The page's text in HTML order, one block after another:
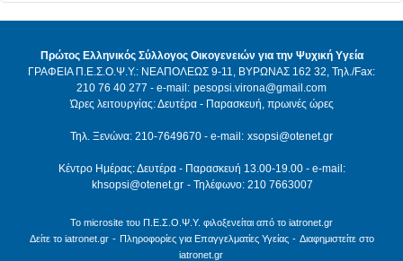
Πρώτος Ελληνικός Σύλλογος Οικογενειών για την Ψυχική Υγεία
ΓΡΑΦΕΙΑ Π.Ε.Σ.Ο.Ψ.Υ.: ΝΕΑΠΟΛΕΩΣ 9-11, ΒΥΡΩΝΑΣ 162 32, Τηλ./Fax:
210 76 40 277 - e-mail: pesopsi.virona@gmail.com
Ώρες λειτουργίας: Δευτέρα - Παρασκευή, πρωινές ώρες
Τηλ. Ξενώνα: 210-7649670 - e-mail: xsopsi@otenet.gr
Κέντρο Ημέρας: Δευτέρα - Παρασκευή 13.00-19.00 - e-mail:
khsopsi@otenet.gr - Τηλέφωνο: 210 7663007
Το microsite του Π.Ε.Σ.Ο.Ψ.Υ. φιλοξενείται από το iatronet.gr
Δείτε το iatronet.gr - Πληροφορίες για Επαγγελματίες Υγείας - Διαφημιστείτε στο
iatronet.gr